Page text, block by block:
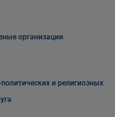
организации
и религиозных